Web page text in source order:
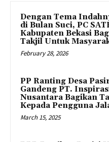
Dengan Tema
di Bulan Suci, PC
Kabupaten Bekasi
Takjil Untuk
February 28, 2026
PP Ranting Desa
Gandeng PT.
Nusantara Bagikan
Kepada Pengguna
March 15, 2025